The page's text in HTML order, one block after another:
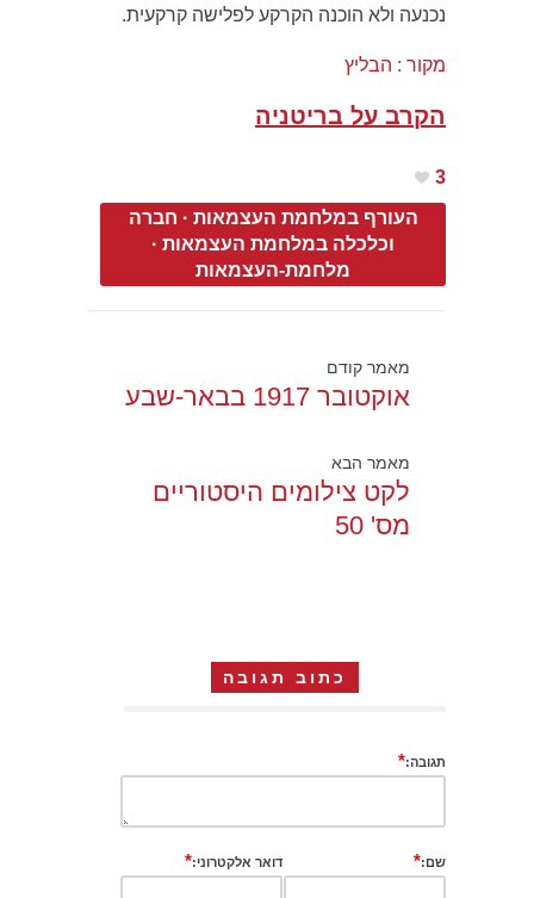
נכנעה ולא הוכנה הקרקע לפלישה קרקעית.
מקור : הבליץ
הקרב על בריטניה
3
העורף במלחמת העצמאות · חברה
וכלכלה במלחמת העצמאות ·
מלחמת-העצמאות
מאמר קודם
אוקטובר 1917 בבאר-שבע
מאמר הבא
לקט צילומים היסטוריים
מס' 50
כתוב תגובה
תגובה:*
שם:* דואר אלקטרוני:*